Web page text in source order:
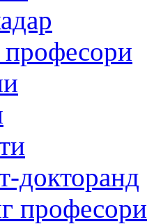
докторанд
професори